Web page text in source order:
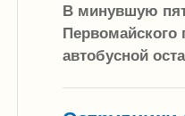
В минувшую
Первомайского
автобусной